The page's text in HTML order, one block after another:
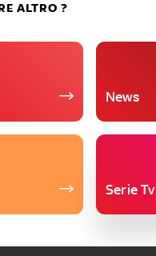
ALTRO ?
News
Serie Tv